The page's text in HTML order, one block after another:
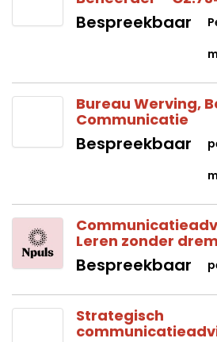
Bespreekbaar
Bureau Werving,
Communicatie
Bespreekbaar
Leren zonder
Bespreekbaar
Strategisch